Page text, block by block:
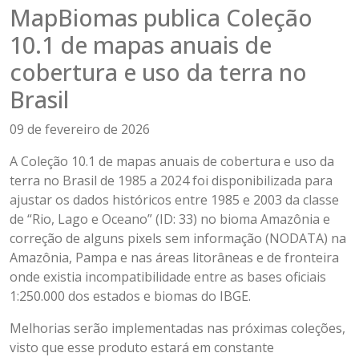
Notícias
MapBiomas publica Coleção
10.1 de mapas anuais de
cobertura e uso da terra no
Brasil
09 de fevereiro de 2026
A Coleção 10.1 de mapas anuais de cobertura e uso da
terra no Brasil de 1985 a 2024 foi disponibilizada para
ajustar os dados históricos entre 1985 e 2003 da classe
de “Rio, Lago e Oceano” (ID: 33) no bioma Amazônia e
correção de alguns pixels sem informação (NODATA) na
Amazônia, Pampa e nas áreas litorâneas e de fronteira
onde existia incompatibilidade entre as bases oficiais
1:250.000 dos estados e biomas do IBGE.
Melhorias serão implementadas nas próximas coleções,
visto que esse produto estará em constante